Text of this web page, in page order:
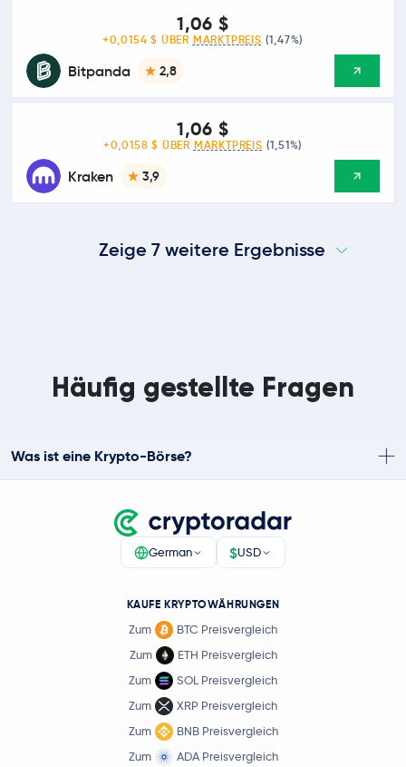
Bitpanda 2,8
1,06 $
+0,0154 $ ÜBER MARKTPREIS (1,47%)
Kraken 3,9
1,06 $
+0,0158 $ ÜBER MARKTPREIS (1,51%)
Zeige 7 weitere Ergebnisse
Häufig gestellte Fragen
Was ist eine Krypto-Börse?
German $USD
KAUFE KRYPTOWÄHRUNGEN
Zum
BTC Preisvergleich
Zum
ETH Preisvergleich
Zum
SOL Preisvergleich
Zum
XRP Preisvergleich
Zum
BNB Preisvergleich
Zum
ADA Preisvergleich